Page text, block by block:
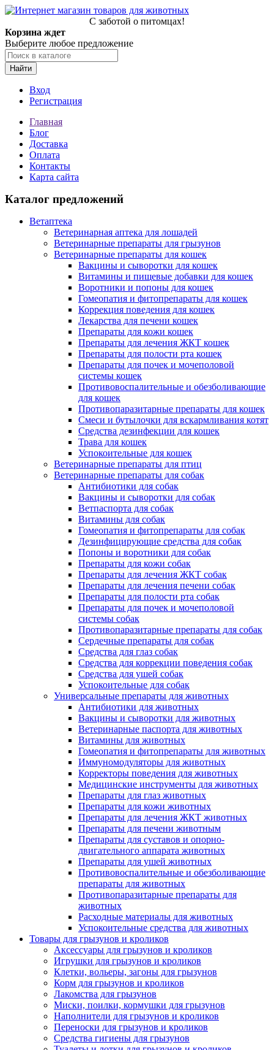
С заботой о питомцах!
Корзина ждет
Выберите любое предложение
Найти
Вход
Регистрация
Главная
Блог
Доставка
Оплата
Контакты
Карта сайта
Каталог предложений
Ветаптека
Ветеринарная аптека для лошадей
Ветеринарные препараты для грызунов
Ветеринарные препараты для кошек
Вакцины и сыворотки для кошек
Витамины и пищевые добавки для кошек
Воротники и попоны для кошек
Гомеопатия и фитопрепараты для кошек
Коррекция поведения для кошек
Лекарства для печени кошек
Препараты для кожи кошек
Препараты для лечения ЖКТ кошек
Препараты для полости рта кошек
Препараты для почек и мочеполовой
системы кошек
Противовоспалительные и обезболивающие
для кошек
Противопаразитарные препараты для кошек
Смеси и бутылочки для вскармливания котят
Средства дезинфекции для кошек
Трава для кошек
Успокоительные для кошек
Ветеринарные препараты для птиц
Ветеринарные препараты для собак
Антибиотики для собак
Вакцины и сыворотки для собак
Ветпаспорта для собак
Витамины для собак
Гомеопатия и фитопрепараты для собак
Дезинфицирующие средства для собак
Попоны и воротники для собак
Препараты для кожи собак
Препараты для лечения ЖКТ собак
Препараты для лечения печени собак
Препараты для полости рта собак
Препараты для почек и мочеполовой
системы собак
Противопаразитарные препараты для собак
Сердечные препараты для собак
Средства для глаз собак
Средства для коррекции поведения собак
Средства для ушей собак
Успокоительные для собак
Универсальные препараты для животных
Антибиотики для животных
Вакцины и сыворотки для животных
Ветеринарные паспорта для животных
Витамины для животных
Гомеопатия и фитопрепараты для животных
Иммуномодуляторы для животных
Корректоры поведения для животных
Медицинские инструменты для животных
Препараты для глаз животных
Препараты для кожи животных
Препараты для лечения ЖКТ животных
Препараты для печени животным
Препараты для суставов и опорно-
двигательного аппарата животных
Препараты для ушей животных
Противовоспалительные и обезболивающие
препараты для животных
Противопаразитарные препараты для
животных
Расходные материалы для животных
Успокоительные средства для животных
Товары для грызунов и кроликов
Аксессуары для грызунов и кроликов
Игрушки для грызунов и кроликов
Клетки, вольеры, загоны для грызунов
Корм для грызунов и кроликов
Лакомства для грызунов
Миски, поилки, кормушки для грызунов
Наполнители для грызунов и кроликов
Переноски для грызунов и кроликов
Средства гигиены для грызунов